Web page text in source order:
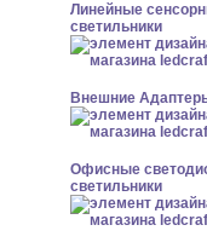
Линейные
светильники
Внешние
Офисные
светильники